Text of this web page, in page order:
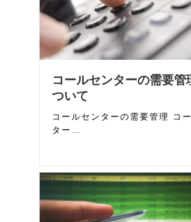
コールセンターの需要管
ついて
コールセンターの需要管理 コ
ター…